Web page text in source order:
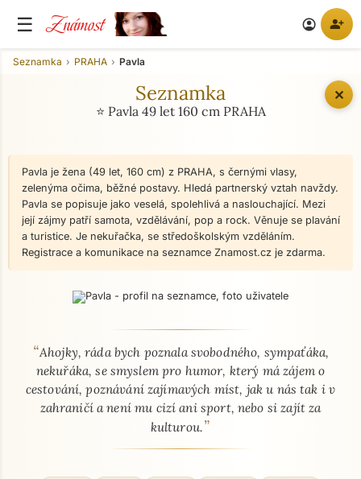
☰ Známost account_circle person_add
✕
Seznamka PRAHA Pavla
Seznamka
⭐ Pavla 49 let 160 cm PRAHA
Pavla je žena (49 let, 160 cm) z PRAHA, s černými vlasy,
zelenýma očima, běžné postavy. Hledá partnerský vztah navždy.
Pavla se popisuje jako veselá, spolehlivá a naslouchající. Mezi
její zájmy patří samota, vzdělávání, pop a rock. Věnuje se plavání
a turistice. Je nekuřačka, se středoškolským vzděláním.
Registrace a komunikace na seznamce Znamost.cz je zdarma.
O mně - seznamka profil
“Ahojky, ráda bych poznala svobodného, sympaťáka,
nekuřáka, se smyslem pro humor, který má zájem o
cestování, poznávání zajímavých míst, jak u nás tak i v
zahraničí a není mu cizí ani sport, nebo si zajít za
kulturou.”